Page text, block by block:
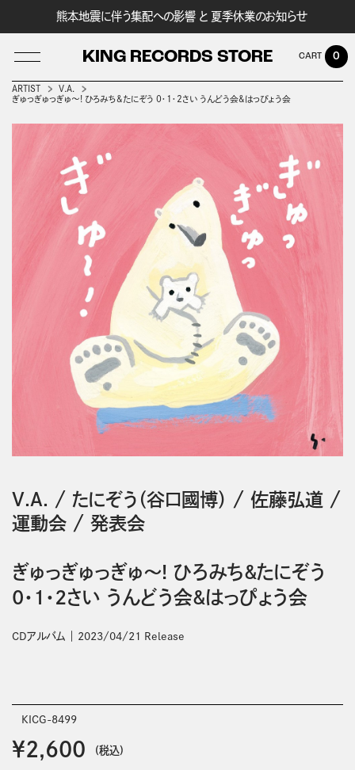
熊本地震に伴う集配への影響 と 夏季休業のお知らせ
KING RECORDS STORE
LOG IN
0
ARTIST
V.A.
ぎゅっぎゅっぎゅ～! ひろみち&たにぞう 0・1・2さい うんどう会&はっぴょう会
V.A. / たにぞう（谷口國博） / 佐藤弘道 /
運動会/ 発表会
ぎゅっぎゅっぎゅ～! ひろみち&たにぞう
0・1・2さい うんどう会&はっぴょう会
CDアルバム 2023/04/21 Release
KICG-8499
￥2,600 (税込)